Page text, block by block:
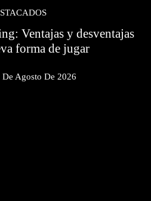
Ventajas y desventajas
forma de jugar
De Agosto De 2026